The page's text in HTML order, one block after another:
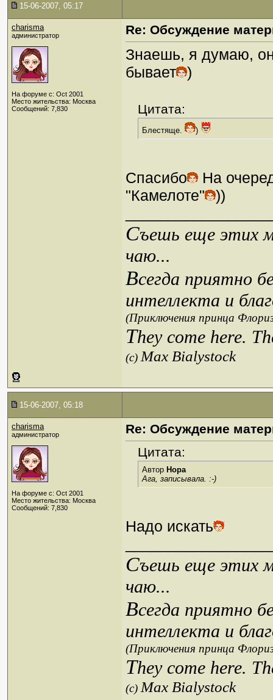
15-06-2007, 05:17
charisma
администратор
На форуме с: Oct 2001
Место жительства: Москва
Сообщений: 7,830
Re: Обсуждение
Знаешь, я думаю,
бывает
)
Цитата:
Блестяще. )
Спасибо
На
"Камелоте"
))
Съешь еще этих
чаю...
Всегда приятно
интеллекта и
(Приключения принца
They come here.
(c)Max Bialystock
15-06-2007, 05:18
charisma
администратор
На форуме с: Oct 2001
Место жительства: Москва
Сообщений: 7,830
Re: Обсуждение
Цитата:
Автор Нора
Ага, записывала. :-)
Надо искать
Съешь еще этих
чаю...
Всегда приятно
интеллекта и
(Приключения принца
They come here.
(c)Max Bialystock